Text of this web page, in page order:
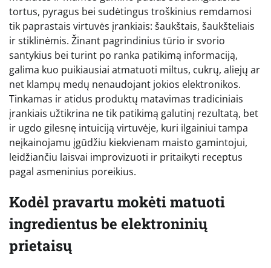
tortus, pyragus bei sudėtingus troškinius remdamosi
tik paprastais virtuvės įrankiais: šaukštais, šaukšteliais
ir stiklinėmis. Žinant pagrindinius tūrio ir svorio
santykius bei turint po ranka patikimą informaciją,
galima kuo puikiausiai atmatuoti miltus, cukrų, aliejų ar
net klampų medų nenaudojant jokios elektronikos.
Tinkamas ir atidus produktų matavimas tradiciniais
įrankiais užtikrina ne tik patikimą galutinį rezultatą, bet
ir ugdo gilesnę intuiciją virtuvėje, kuri ilgainiui tampa
neįkainojamu įgūdžiu kiekvienam maisto gamintojui,
leidžiančiu laisvai improvizuoti ir pritaikyti receptus
pagal asmeninius poreikius.
Kodėl pravartu mokėti matuoti
ingredientus be elektroninių
prietaisų